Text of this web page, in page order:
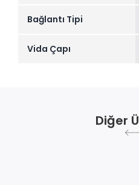
Bağlantı Tipi
Vida Çapı
Diğer